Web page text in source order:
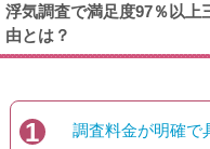
三重県離婚相談事例
三重県探偵 ブログ
浮気調査で満足度97％以上
由とは？
1 調査料金が明確で